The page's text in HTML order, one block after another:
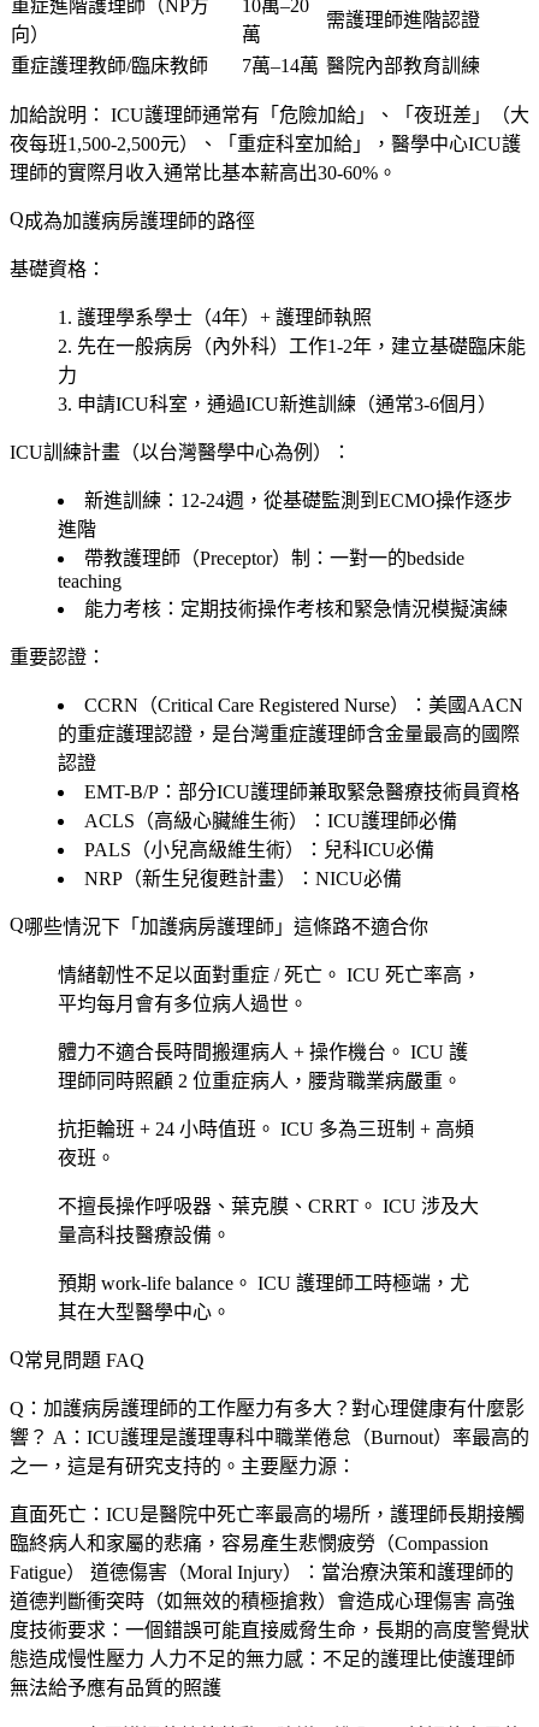
重症進階護理師（NP方
向）
10萬–20
萬
需護理師進階認證
重症護理教師/臨床教師 7萬–14萬 醫院內部教育訓練
加給說明： ICU護理師通常有「危險加給」、「夜班差」（大
夜每班1,500-2,500元）、「重症科室加給」，醫學中心ICU護
理師的實際月收入通常比基本薪高出30-60%。
成為加護病房護理師的路徑
基礎資格：
護理學系學士（4年）+ 護理師執照
先在一般病房（內外科）工作1-2年，建立基礎臨床能
力
申請ICU科室，通過ICU新進訓練（通常3-6個月）
ICU訓練計畫（以台灣醫學中心為例）：
新進訓練：12-24週，從基礎監測到ECMO操作逐步
進階
帶教護理師（Preceptor）制：一對一的bedside
teaching
能力考核：定期技術操作考核和緊急情況模擬演練
重要認證：
CCRN（Critical Care Registered Nurse）：美國AACN
的重症護理認證，是台灣重症護理師含金量最高的國際
認證
EMT-B/P：部分ICU護理師兼取緊急醫療技術員資格
ACLS（高級心臟維生術）：ICU護理師必備
PALS（小兒高級維生術）：兒科ICU必備
NRP（新生兒復甦計畫）：NICU必備
哪些情況下「加護病房護理師」這條路不適合你
情緒韌性不足以面對重症 / 死亡。 ICU 死亡率高，
平均每月會有多位病人過世。
體力不適合長時間搬運病人 + 操作機台。 ICU 護
理師同時照顧 2 位重症病人，腰背職業病嚴重。
抗拒輪班 + 24 小時值班。 ICU 多為三班制 + 高頻
夜班。
不擅長操作呼吸器、葉克膜、CRRT。 ICU 涉及大
量高科技醫療設備。
預期 work-life balance。 ICU 護理師工時極端，尤
其在大型醫學中心。
常見問題 FAQ
Q：加護病房護理師的工作壓力有多大？對心理健康有什麼影
響？ A：ICU護理是護理專科中職業倦怠（Burnout）率最高的
之一，這是有研究支持的。主要壓力源：
直面死亡 ：ICU是醫院中死亡率最高的場所，護理師長期接觸
臨終病人和家屬的悲痛，容易產生悲憫疲勞（Compassion
Fatigue） 道德傷害（Moral Injury）
：當治療決策和護理師的
道德判斷衝突時（如無效的積極搶救）會造成心理傷害 高強
度技術要求 ：一個錯誤可能直接威脅生命，長期的高度警覺狀
態造成慢性壓力 人力不足的無力感 ：不足的護理比使護理師
無法給予應有品質的照護